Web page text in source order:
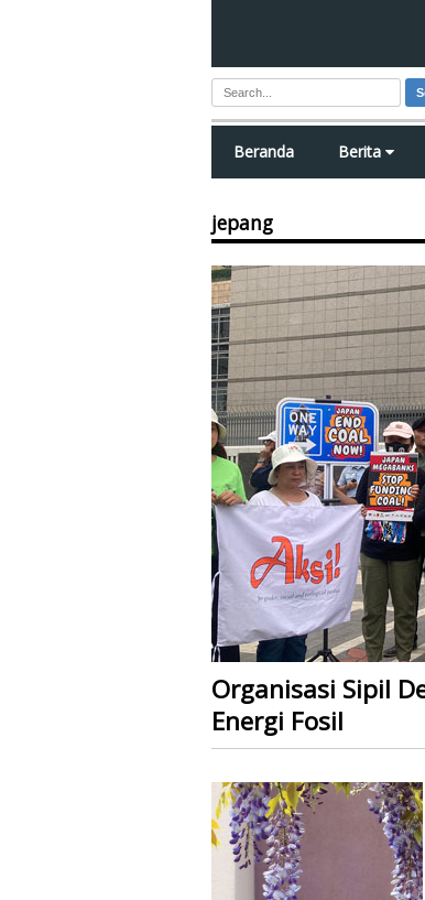
Beranda Berita
jepang
Organisasi Sipil
Energi Fosil